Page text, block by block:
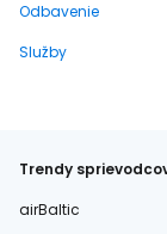
Odbavenie
Služby
Trendy
airBaltic